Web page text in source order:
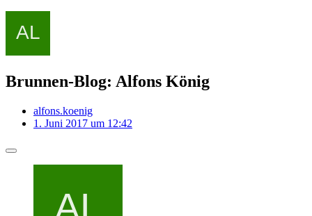
Brunnen-Blog: Alfons König
alfons.koenig
1. Juni 2017 um 12:42